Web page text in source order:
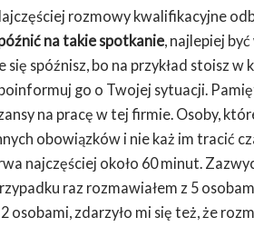
rozmowy kwalifikacyjne
na takie spotkanie, najlepiej
się spóźnisz, bo na przykład stoisz
go o Twojej sytuacji.
na pracę w tej firmie. Osoby,
obowiązków i nie każ im tracić
najczęściej około 60 minut.
raz rozmawiałem z 5
2 osobami, zdarzyło mi się też, że